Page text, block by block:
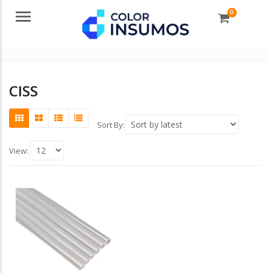
Menu 0
CISS
Sort By:
View: